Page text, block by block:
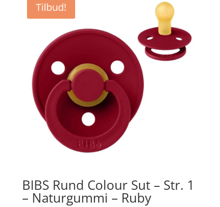
Tilbud!
BIBS Rund Colour Sut – Str. 1
– Naturgummi – Ruby